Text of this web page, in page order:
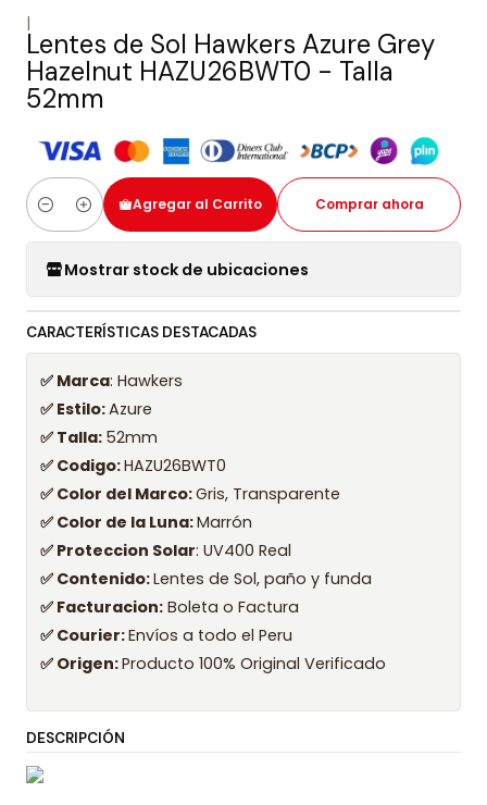
|
Lentes de Sol Hawkers Azure Grey
Hazelnut HAZU26BWT0 - Talla
52mm
Cantidad
Agregar al Carrito Comprar ahora
Mostrar stock de ubicaciones
CARACTERÍSTICAS DESTACADAS
✅ Marca: Hawkers
✅ Estilo:Azure
✅ Talla: 52mm
✅ Codigo:HAZU26BWT0
✅ Color del Marco:Gris, Transparente
✅ Color de la Luna:Marrón
✅ Proteccion Solar: UV400 Real
✅ Contenido:Lentes de Sol, paño y funda
✅ Facturacion: Boleta o Factura
✅ Courier:Envíos a todo el Peru
✅ Origen:Producto 100% Original Verificado
DESCRIPCIÓN